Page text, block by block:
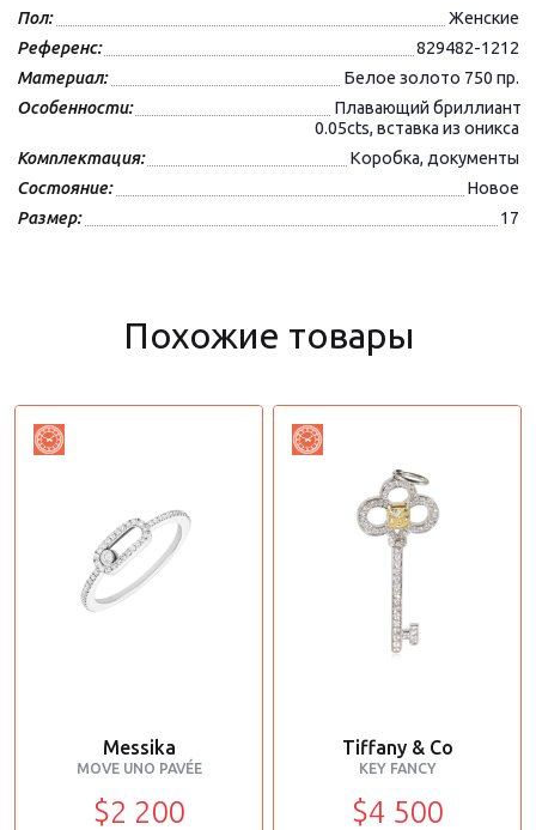
Пол:
Женские
Референс:
829482-1212
Материал:
Белое золото 750 пр.
Особенности:
Плавающий бриллиант
0.05cts, вставка из оникса
Комплектация:
Коробка, документы
Состояние:
Новое
Размер:
17
Похожие товары
Messika
MOVE UNO PAVÉE
$2 200
Tiffany & Co
KEY FANCY
$4 500